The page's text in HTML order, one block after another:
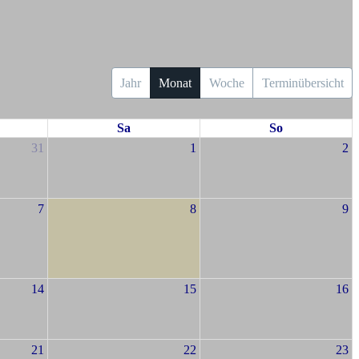
Jahr Monat Woche Terminübersicht
Sa
So
31
1 2
7 8 9
14 15 16
21 22 23